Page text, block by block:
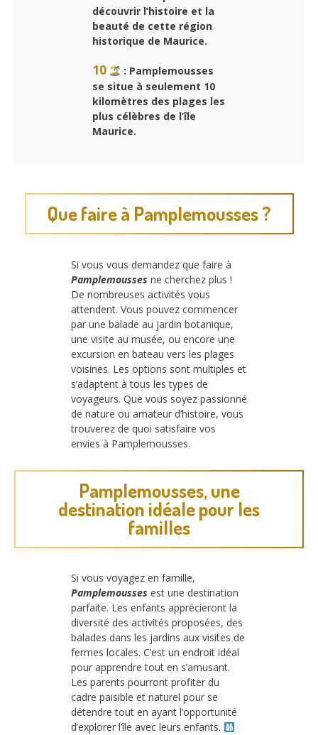
découvrir l’histoire et la
beauté de cette région
historique de Maurice.
10
: Pamplemousses
se situe à seulement 10
kilomètres des plages les
plus célèbres de l’île
Maurice.
Que faire à Pamplemousses ?
Si vous vous demandez que faire à
Pamplemousses ne cherchez plus !
De nombreuses activités vous
attendent. Vous pouvez commencer
par une balade au jardin botanique,
une visite au musée, ou encore une
excursion en bateau vers les plages
voisines. Les options sont multiples et
s’adaptent à tous les types de
voyageurs. Que vous soyez passionné
de nature ou amateur d’histoire, vous
trouverez de quoi satisfaire vos
envies à Pamplemousses.
Pamplemousses, une
destination idéale pour les
familles
Si vous voyagez en famille,
Pamplemousses est une destination
parfaite. Les enfants apprécieront la
diversité des activités proposées, des
balades dans les jardins aux visites de
fermes locales. C’est un endroit idéal
pour apprendre tout en s’amusant.
Les parents pourront profiter du
cadre paisible et naturel pour se
détendre tout en ayant l’opportunité
d’explorer l’île avec leurs enfants.